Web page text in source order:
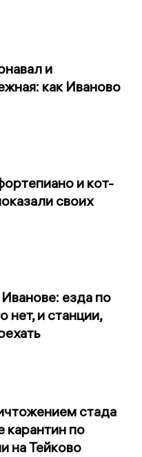
и
как Иваново
и кот-
своих
езда по
нет, и станции,
стада
карантин по
на Тейково